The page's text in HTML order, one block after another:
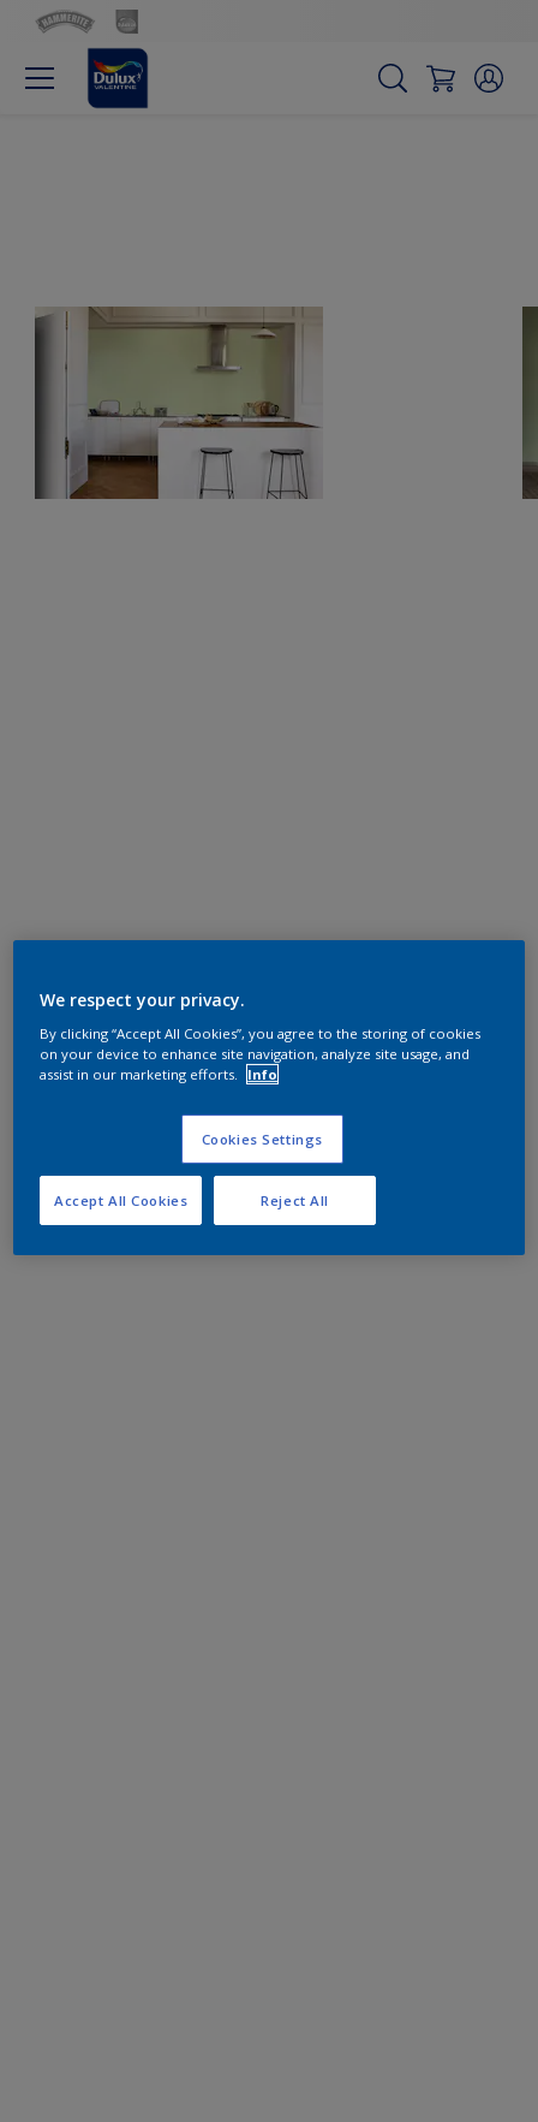
We respect your privacy.
By clicking “Accept All Cookies”, you agree to the storing of cookies
on your device to enhance site navigation, analyze site usage, and
assist in our marketing efforts.
Info
Cookies Settings
Reject All
Accept All Cookies